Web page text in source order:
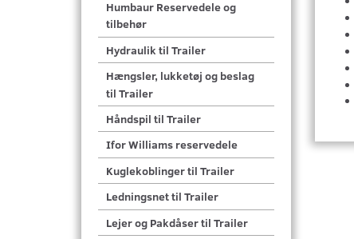
Humbaur Reservedele og
tilbehør
Hydraulik til Trailer
Hængsler, lukketøj og beslag
til Trailer
Håndspil til Trailer
Ifor Williams reservedele
Kuglekoblinger til Trailer
Ledningsnet til Trailer
Lejer og Pakdåser til Trailer